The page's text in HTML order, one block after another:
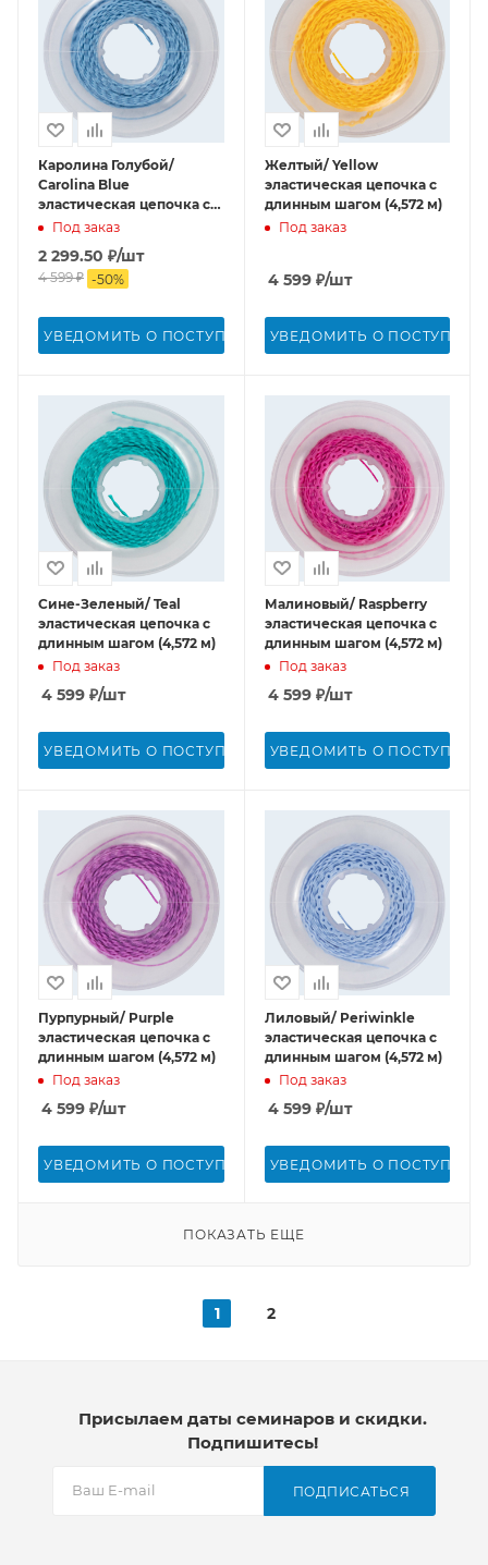
Каролина Голубой/
Carolina Blue
эластическая цепочка с
длинным шагом (4,572 м)
Под заказ
2 299.50 ₽/шт
4 599₽ -50%
УВЕДОМИТЬ О ПОСТУПЛЕНИИ
Желтый/ Yellow
эластическая цепочка с
длинным шагом (4,572 м)
Под заказ
4 599₽/шт
УВЕДОМИТЬ О
Сине-Зеленый/ Teal
эластическая цепочка с
длинным шагом (4,572 м)
Под заказ
4 599 ₽/шт
УВЕДОМИТЬ О ПОСТУПЛЕНИИ
Малиновый/ Raspberry
эластическая цепочка с
длинным шагом (4,572 м)
Под заказ
4 599₽/шт
УВЕДОМИТЬ О
Пурпурный/ Purple
эластическая цепочка с
длинным шагом (4,572 м)
Под заказ
4 599 ₽/шт
УВЕДОМИТЬ О ПОСТУПЛЕНИИ
Лиловый/ Periwinkle
эластическая цепочка с
длинным шагом (4,572 м)
Под заказ
4 599₽/шт
УВЕДОМИТЬ О
ПОКАЗАТЬ ЕЩЕ
1 2
Присылаем даты семинаров и скидки.
Подпишитесь!
ПОДПИСАТЬСЯ